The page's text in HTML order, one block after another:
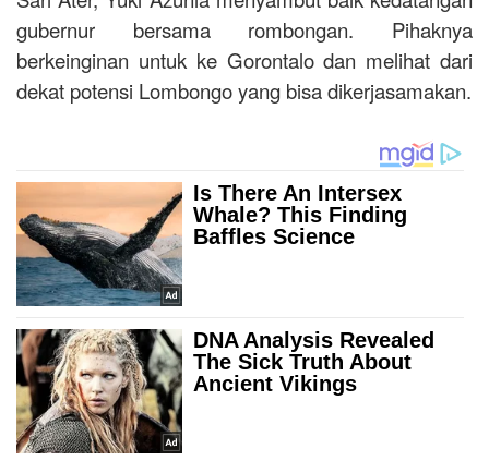
gubernur bersama rombongan. Pihaknya
berkeinginan untuk ke Gorontalo dan melihat dari
dekat potensi Lombongo yang bisa dikerjasamakan.